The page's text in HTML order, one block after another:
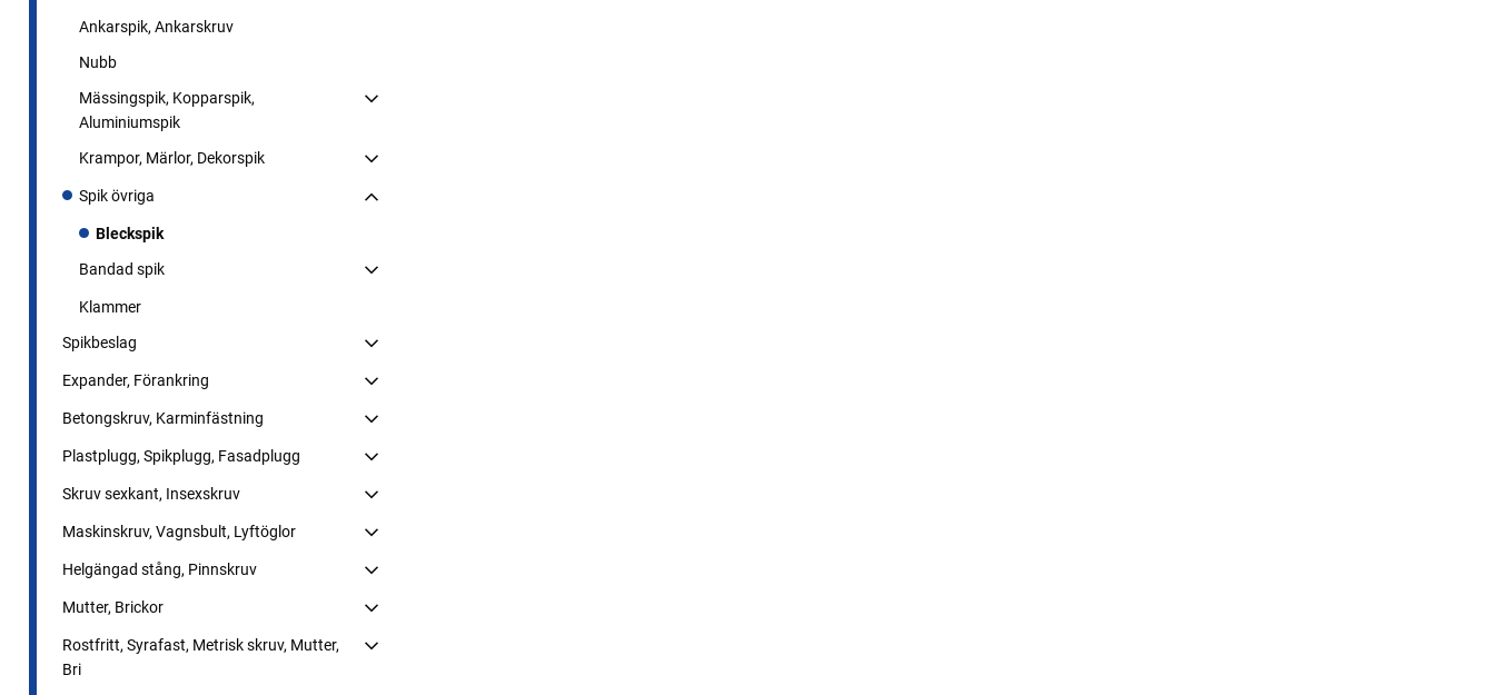
Ankarspik, Ankarskruv
Nubb
Mässingspik, Kopparspik,
Aluminiumspik
Krampor, Märlor, Dekorspik
Spik övriga
Bleckspik
Bandad spik
Klammer
Spikbeslag
Expander, Förankring
Betongskruv, Karminfästning
Plastplugg, Spikplugg, Fasadplugg
Skruv sexkant, Insexskruv
Maskinskruv, Vagnsbult, Lyftöglor
Helgängad stång, Pinnskruv
Mutter, Brickor
Rostfritt, Syrafast, Metrisk skruv, Mutter,
Bri